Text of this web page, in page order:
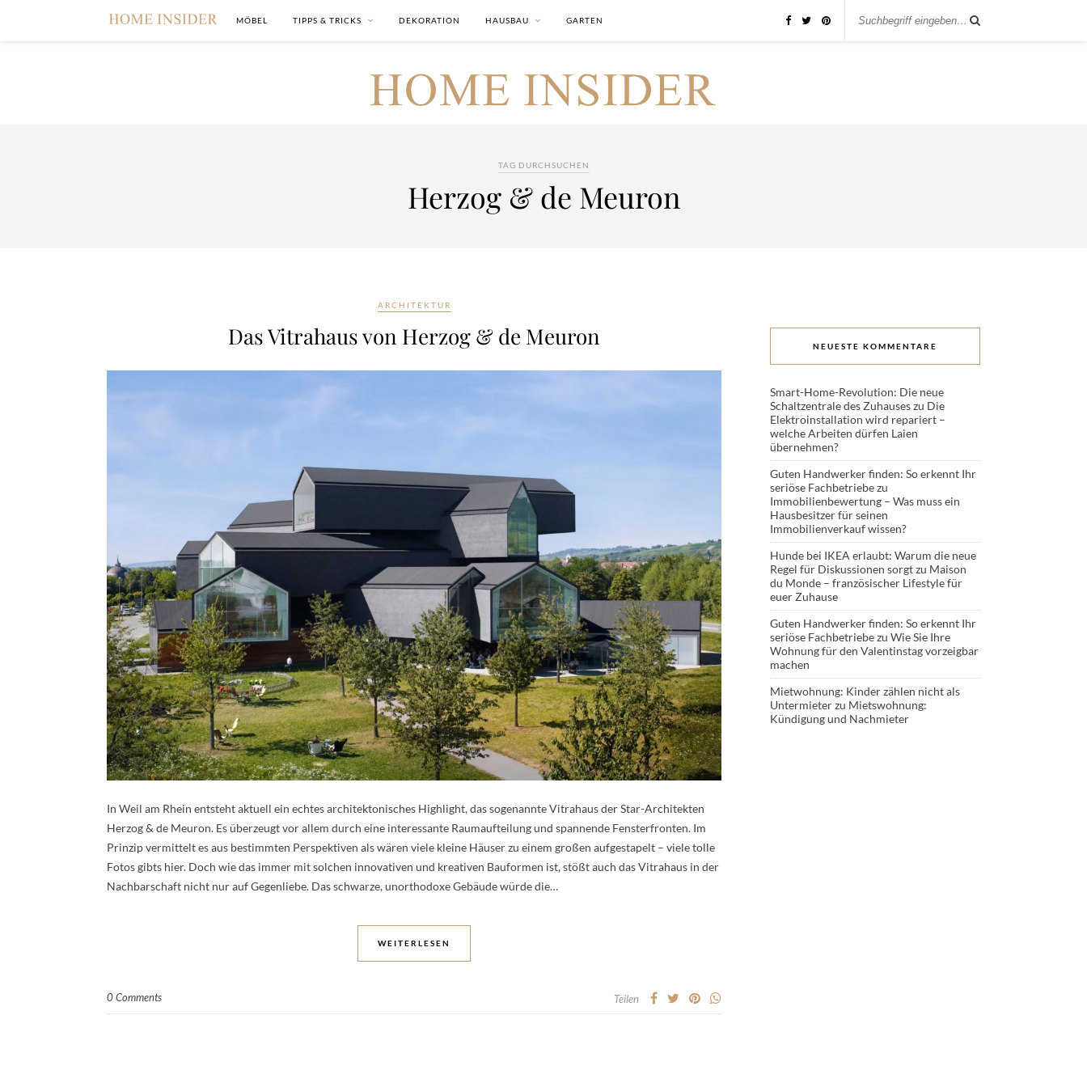
MÖBEL TIPPS & TRICKS DEKORATION HAUSBAU GARTEN
TAG DURCHSUCHEN
Herzog & de Meuron
ARCHITEKTUR
Das Vitrahaus von Herzog & de Meuron
In Weil am Rhein entsteht aktuell ein echtes architektonisches Highlight, das sogenannte Vitrahaus der Star-Architekten
Herzog & de Meuron. Es überzeugt vor allem durch eine interessante Raumaufteilung und spannende Fensterfronten. Im
Prinzip vermittelt es aus bestimmten Perspektiven als wären viele kleine Häuser zu einem großen aufgestapelt – viele tolle
Fotos gibts hier. Doch wie das immer mit solchen innovativen und kreativen Bauformen ist, stößt auch das Vitrahaus in der
Nachbarschaft nicht nur auf Gegenliebe. Das schwarze, unorthodoxe Gebäude würde die…
WEITERLESEN
0 Comments Teilen
NEUESTE KOMMENTARE
Smart-Home-Revolution: Die neue
Schaltzentrale des Zuhauseszu Die
Elektroinstallation wird repariert –
welche Arbeiten dürfen Laien
übernehmen?
Guten Handwerker finden: So erkennt Ihr
seriöse Fachbetriebezu
Immobilienbewertung – Was muss ein
Hausbesitzer für seinen
Immobilienverkauf wissen?
Hunde bei IKEA erlaubt: Warum die neue
Regel für Diskussionen sorgtzu Maison
du Monde – französischer Lifestyle für
euer Zuhause
Guten Handwerker finden: So erkennt Ihr
seriöse Fachbetriebezu Wie Sie Ihre
Wohnung für den Valentinstag vorzeigbar
machen
Mietwohnung: Kinder zählen nicht als
Untermieterzu Mietswohnung:
Kündigung und Nachmieter